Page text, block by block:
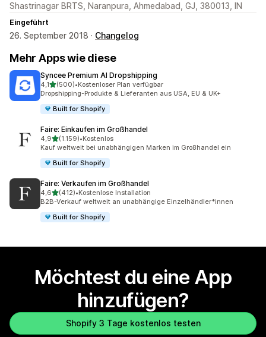
Shastrinagar BRTS, Naranpura, Ahmedabad, GJ, 380013, IN
Eingeführt
26. September 2018 · Changelog
Mehr Apps wie diese
Syncee Premium AI Dropshipping
4,1von 5 Sternen
(500)
500 Rezensionen insgesamt
•Kostenloser Plan verfügbar
Dropshipping-Produkte & Lieferanten aus USA, EU & UK+
Built for Shopify
Faire: Einkaufen im Großhandel
4,9von 5 Sternen
(1.159)
1159 Rezensionen insgesamt
•Kostenlos
Kauf weltweit bei unabhängigen Marken im Großhandel ein
Built for Shopify
Faire: Verkaufen im Großhandel
4,6von 5 Sternen
(412)
412 Rezensionen insgesamt
•Kostenlose Installation
B2B-Verkauf weltweit an unabhängige Einzelhändler*innen
Built for Shopify
Möchtest du eine App
hinzufügen?
Shopify 3 Tage kostenlos testen